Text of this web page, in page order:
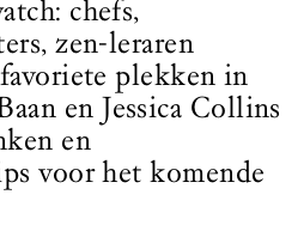
chefs,
zen-leraren
plekken in
en Jessica Collins
en
voor het komende